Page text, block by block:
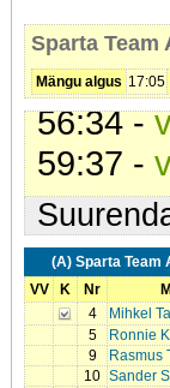
Sparta Team
Mängu algus 17:05
56:23 -
7
56:34 -
59:37 -
(A) Sparta Team
VV
K Nr
4
Mihkel
5
Ronnie
9
Rasmus
10 Sander